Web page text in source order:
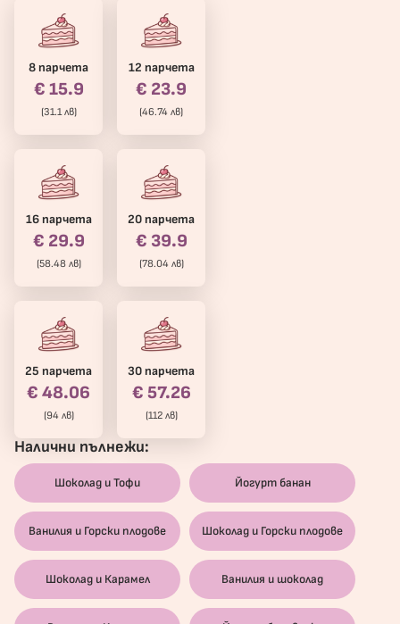
8 парчета
€ 15.9
(31.1 лв)
12 парчета
€ 23.9
(46.74 лв)
16 парчета
€ 29.9
(58.48 лв)
20 парчета
€ 39.9
(78.04 лв)
25 парчета
€ 48.06
(94 лв)
30 парчета
€ 57.26
(112 лв)
Налични пълнежи:
Шоколад и Тофи Йогурт банан
Ванилия и Горски плодове Шоколад и Горски плодове
Шоколад и Карамел Ванилия и шоколад